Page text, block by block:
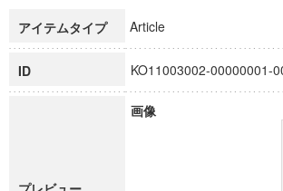
博士課程教育リーディングプログラム
アイテムタイプ Article
ID KO11003002-00000001-
画像